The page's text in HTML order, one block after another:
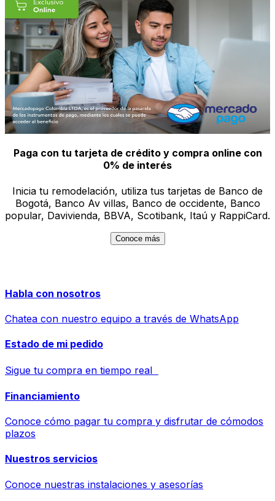
Paga con tu tarjeta de crédito y compra online con
0% de interés
Inicia tu remodelación, utiliza tus tarjetas de Banco de
Bogotá, Banco Av villas, Banco de occidente, Banco
popular, Davivienda, BBVA, Scotibank, Itaú y RappiCard.
Conoce más
Habla con nosotros
Chatea con nuestro equipo a través de WhatsApp
Estado de mi pedido
Sigue tu compra en tiempo real
Financiamiento
Conoce cómo pagar tu compra y disfrutar de cómodos
plazos
Nuestros servicios
Conoce nuestras instalaciones y asesorías